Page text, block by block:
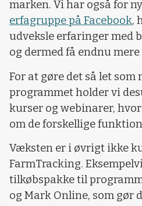
marken. Vi har også for
erfagruppe på Facebook,
udveksle erfaringer med
og dermed få endnu
For at gøre det så let
programmet holder vi
kurser og webinarer,
om de forskellige
Væksten er i øvrigt ikke
FarmTracking.
tilkøbspakke til
og Mark Online, som gør